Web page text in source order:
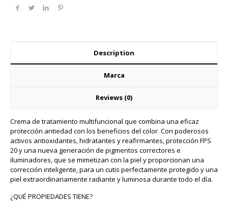
Description
Marca
Reviews (0)
Crema de tratamiento multifuncional que combina una eficaz
protección antiedad con los beneficios del color. Con poderosos
activos antioxidantes, hidratantes y reafirmantes, protección FPS
20 y una nueva generación de pigmentos correctores e
iluminadores, que se mimetizan con la piel y proporcionan una
corrección inteligente, para un cutis perfectamente protegido y una
piel extraordinariamente radiante y luminosa durante todo el día.
¿QUÉ PROPIEDADES TIENE?